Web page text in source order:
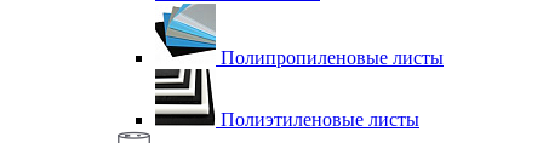
Полипропиленовые листы
Полиэтиленовые листы